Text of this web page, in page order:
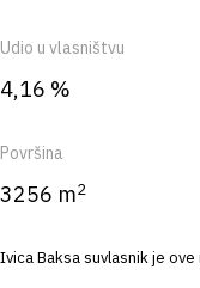
Udio u vlasništvu
4,16 %
Površina
3256 m2
Ivica Baksa suvlasnik je